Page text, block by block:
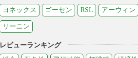
ヨネックス
ゴーセン RSL アーウィン
リーニン
レビューランキング